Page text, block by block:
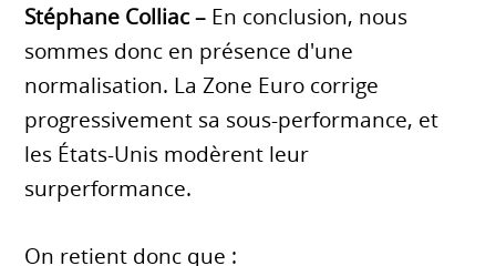
Stéphane Colliac – En conclusion, nous
sommes donc en présence d'une
normalisation. La Zone Euro corrige
progressivement sa sous-performance, et
les États-Unis modèrent leur
surperformance.
On retient donc que :